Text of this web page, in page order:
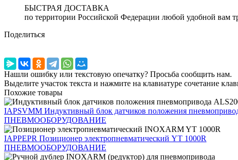
БЫСТРАЯ ДОСТАВКА
по территории Российской Федерации любой удобной вам
Поделиться
Нашли ошибку или текстовую опечатку? Просьба сообщить нам.
Выделите участок текста и нажмите на клавиатуре сочетание
Похожие товары
IAPSVMM Индуктивный блок датчиков положения
ПНЕВМООБОРУДОВАНИЕ
IAPPEPR Позиционер электропневматический YT 1000R
ПНЕВМООБОРУДОВАНИЕ